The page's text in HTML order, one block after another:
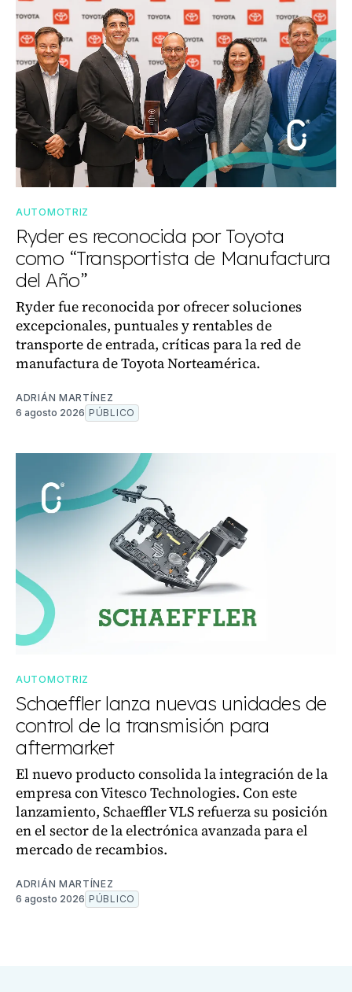
AUTOMOTRIZ
Ryder es reconocida por Toyota
como “Transportista de Manufactura
del Año”
Ryder fue reconocida por ofrecer soluciones
excepcionales, puntuales y rentables de
transporte de entrada, críticas para la red de
manufactura de Toyota Norteamérica.
ADRIÁN MARTÍNEZ
6 agosto 2026 PÚBLICO
AUTOMOTRIZ
Schaeffler lanza nuevas unidades de
control de la transmisión para
aftermarket
El nuevo producto consolida la integración de la
empresa con Vitesco Technologies. Con este
lanzamiento, Schaeffler VLS refuerza su posición
en el sector de la electrónica avanzada para el
mercado de recambios.
ADRIÁN MARTÍNEZ
6 agosto 2026 PÚBLICO